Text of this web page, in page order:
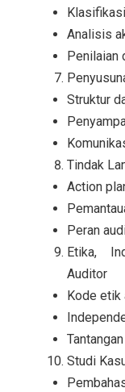
Analisis
Penilaian
Struktur
Tindak
Action
Peran
Etika,
Auditor
Kode etik
Studi